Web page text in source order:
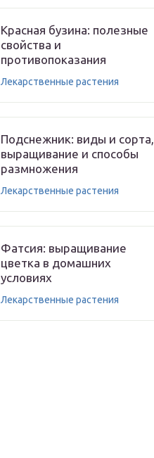
Красная бузина: полезные
свойства и
противопоказания
Лекарственные растения
Подснежник: виды и сорта,
выращивание и способы
размножения
Лекарственные растения
Фатсия: выращивание
цветка в домашних
условиях
Лекарственные растения